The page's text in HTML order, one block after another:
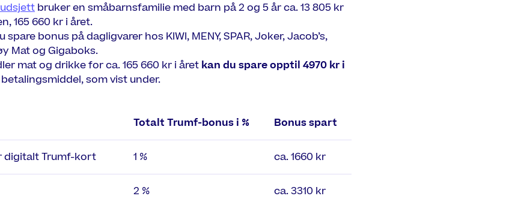
bruker en småbarnsfamilie med barn på 2 og 5 år ca. 13 805 kr
165 660 kr i året.
bonus på dagligvarer hos KIWI, MENY, SPAR, Joker, Jacob’s,
Mat og Gigaboks.
mat og drikke for ca. 165 660 kr i året kan du spare opptil 4970 kr i
som vist under.
Totalt Trumf-bonus i % Bonus spart
digitalt Trumf-kort 1 % ca. 1660 kr
2 % ca. 3310 kr